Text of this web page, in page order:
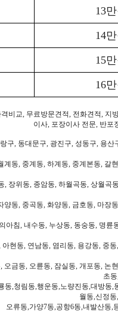
13
14
15
16
비교, 무료방문견적, 전화견적,
이사, 포장이사 전문, 반포
구, 동대문구, 광진구, 성동구, 용
계동, 중계동, 하계동, 중계본동,
, 장위동, 종암동, 하월곡동, 상월
동, 중곡동, 화양동, 금호동, 마
아침, 내수동, 누상동, 동숭동, 명
현동, 연남동, 염리동, 용강동, 중
금동, 오륜동, 잠실동, 개포동,
초
동,청림동,행운동,노량진동,대방
월동,신정
오류동,가양7동,공항6동,내발산동,